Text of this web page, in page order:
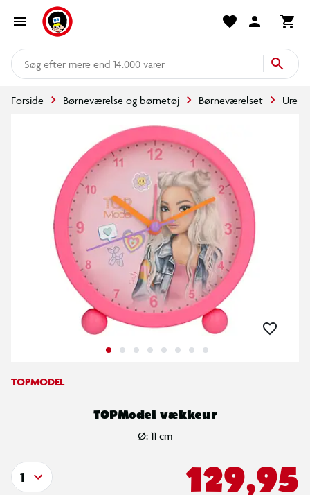
mere end 14.000 varer
Forside Børneværelse og børnetøj Børneværelset Ure
TOPMODEL
TOPModel vækkeur
Ø: 11 cm
129,95
1